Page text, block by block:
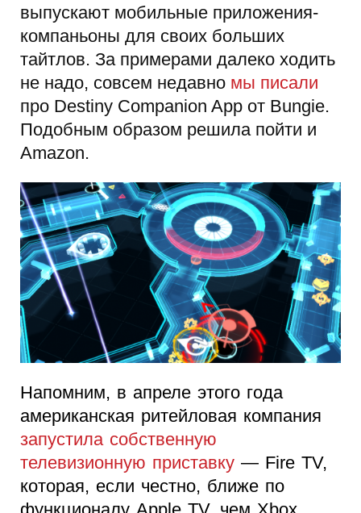
выпускают мобильные приложения-
компаньоны для своих больших
тайтлов. За примерами далеко ходить
не надо, совсем недавно мы писали
про Destiny Companion App от Bungie.
Подобным образом решила пойти и
Amazon.
Напомним, в апреле этого года
американская ритейловая компания
запустила собственную
телевизионную приставку — Fire TV,
которая, если честно, ближе по